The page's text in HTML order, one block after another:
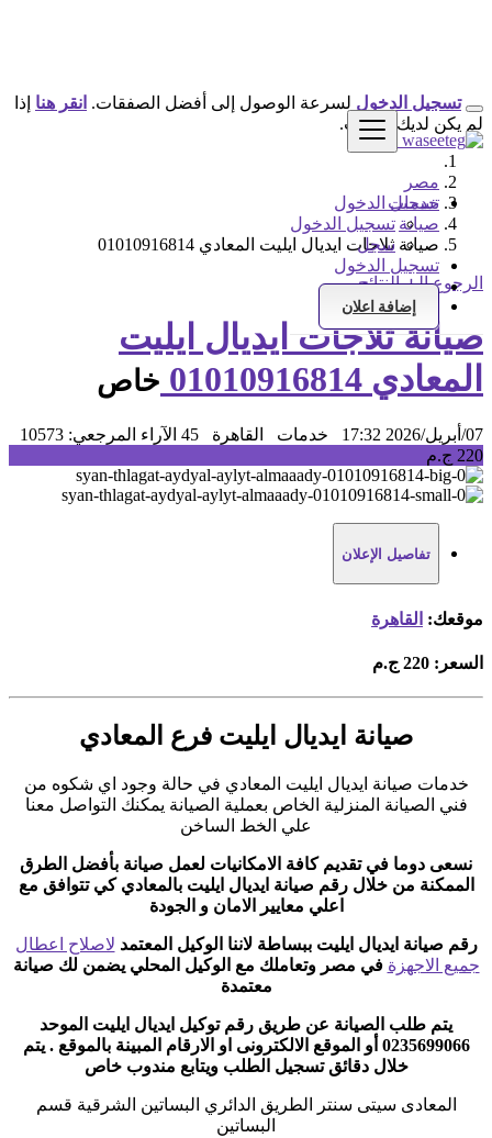
تسجيل الدخول
تسجيل الدخول
سجل
تسجيل الدخول
سجل
إضافة اعلان
تسجيل الدخول لسرعة الوصول إلى أفضل الصفقات. انقر هنا إذا
لم يكن لديك حساب.
مصر
خدمات
صيانة
صيانة ثلاجات ايديال ايليت المعادي 01010916814
الرجوع إلى النتائج
صيانة ثلاجات ايديال ايليت
المعادي 01010916814
خاص
07/أبريل/2026 17:32 خدمات القاهرة 45 الآراء
المرجعي: 10573
220 ج.م
تفاصيل الإعلان
موقعك: القاهرة
السعر: 220 ج.م
صيانة ايديال ايليت فرع المعادي
خدمات صيانة ايديال ايليت المعادي في حالة وجود اي شكوه من
فني الصيانة المنزلية الخاص بعملية الصيانة يمكنك التواصل معنا
علي الخط الساخن
نسعى دوما في تقديم كافة الامكانيات لعمل صيانة بأفضل الطرق
الممكنة من خلال رقم صيانة ايديال ايليت بالمعادي كي تتوافق مع
اعلي معايير الامان و الجودة
رقم صيانة ايديال ايليت ببساطة لاننا الوكيل المعتمد لاصلاح اعطال
جميع الاجهزة في مصر وتعاملك مع الوكيل المحلي يضمن لك صيانة
معتمدة
يتم طلب الصيانة عن طريق رقم توكيل ايديال ايليت الموحد
0235699066 أو الموقع الالكترونى او الارقام المبينة بالموقع . يتم
خلال دقائق تسجيل الطلب ويتابع مندوب خاص
المعادى سيتى سنتر الطريق الدائري البساتين الشرقية قسم
البساتين